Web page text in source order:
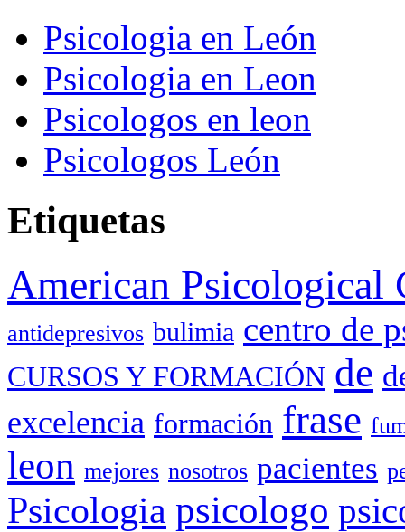
Psicologia en León
Psicologia en Leon
Psicologos en leon
Psicologos León
Etiquetas
American Psicological
antidepresivos bulimia centro de
CURSOS Y FORMACIÓN de
excelencia formación frase
leon mejores nosotros pacientes
Psicologia psicologo